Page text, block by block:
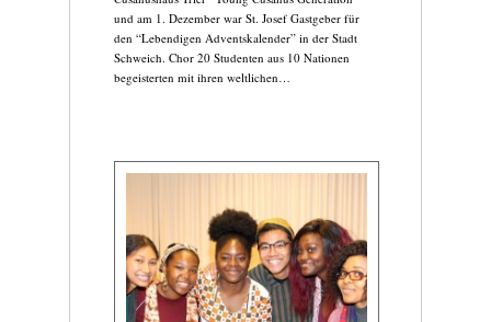
und am 1. Dezember war St. Josef Gastgeber für
den “Lebendigen Adventskalender” in der Stadt
Schweich. Chor 20 Studenten aus 10 Nationen
begeisterten mit ihren weltlichen…